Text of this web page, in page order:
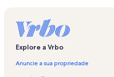
Aluguéis por temporada - Praia
Aluguéis por temporada - Lauro de
Aluguéis por temporada - Projeto
Aluguéis por temporada - Parque
Explore a Vrbo
Anuncie a sua propriedade